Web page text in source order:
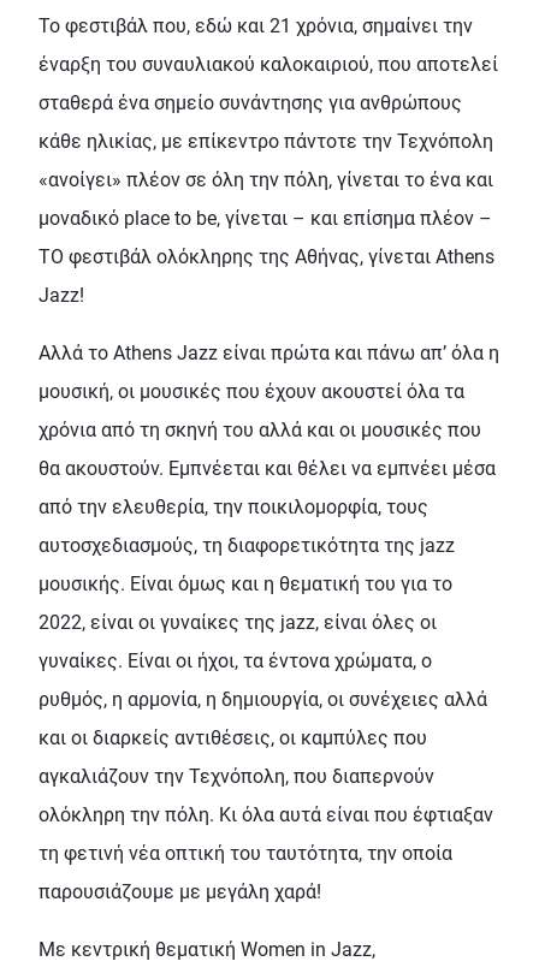
Το φεστιβάλ που, εδώ και 21 χρόνια, σημαίνει την
έναρξη του συναυλιακού καλοκαιριού, που αποτελεί
σταθερά ένα σημείο συνάντησης για ανθρώπους
κάθε ηλικίας, με επίκεντρο πάντοτε την Τεχνόπολη
«ανοίγει» πλέον σε όλη την πόλη, γίνεται το ένα και
μοναδικό place to be, γίνεται – και επίσημα πλέον –
ΤΟ φεστιβάλ ολόκληρης της Αθήνας, γίνεται Athens
Jazz!
Αλλά το Athens Jazz είναι πρώτα και πάνω απ’ όλα η
μουσική, οι μουσικές που έχουν ακουστεί όλα τα
χρόνια από τη σκηνή του αλλά και οι μουσικές που
θα ακουστούν. Εμπνέεται και θέλει να εμπνέει μέσα
από την ελευθερία, την ποικιλομορφία, τους
αυτοσχεδιασμούς, τη διαφορετικότητα της jazz
μουσικής. Είναι όμως και η θεματική του για το
2022, είναι οι γυναίκες της jazz, είναι όλες οι
γυναίκες. Είναι οι ήχοι, τα έντονα χρώματα, ο
ρυθμός, η αρμονία, η δημιουργία, οι συνέχειες αλλά
και οι διαρκείς αντιθέσεις, οι καμπύλες που
αγκαλιάζουν την Τεχνόπολη, που διαπερνούν
ολόκληρη την πόλη. Κι όλα αυτά είναι που έφτιαξαν
τη φετινή νέα οπτική του ταυτότητα, την οποία
παρουσιάζουμε με μεγάλη χαρά!
Με κεντρική θεματική Women in Jazz,